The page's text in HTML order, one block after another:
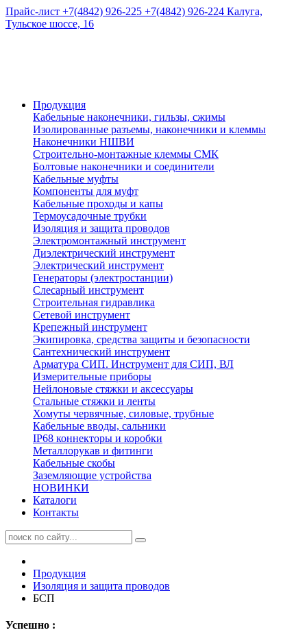
Прайс-лист +7(4842) 926-225 +7(4842) 926-224 Калуга,
Тульское шоссе, 16
Продукция
Кабельные наконечники, гильзы, сжимы
Изолированные разъемы, наконечники и клеммы
Наконечники НШВИ
Строительно-монтажные клеммы СМК
Болтовые наконечники и соединители
Кабельные муфты
Компоненты для муфт
Кабельные проходы и капы
Термоусадочные трубки
Изоляция и защита проводов
Электромонтажный инструмент
Диэлектрический инструмент
Электрический инструмент
Генераторы (электростанции)
Слесарный инструмент
Строительная гидравлика
Сетевой инструмент
Крепежный инструмент
Экипировка, средства защиты и безопасности
Сантехнический инструмент
Арматура СИП. Инструмент для СИП, ВЛ
Измерительные приборы
Нейлоновые стяжки и аксессуары
Стальные стяжки и ленты
Хомуты червячные, силовые, трубные
Кабельные вводы, сальники
IP68 коннекторы и коробки
Металлорукав и фитинги
Кабельные скобы
Заземляющие устройства
НОВИНКИ
Каталоги
Контакты
Продукция
Изоляция и защита проводов
БСП
Успешно :